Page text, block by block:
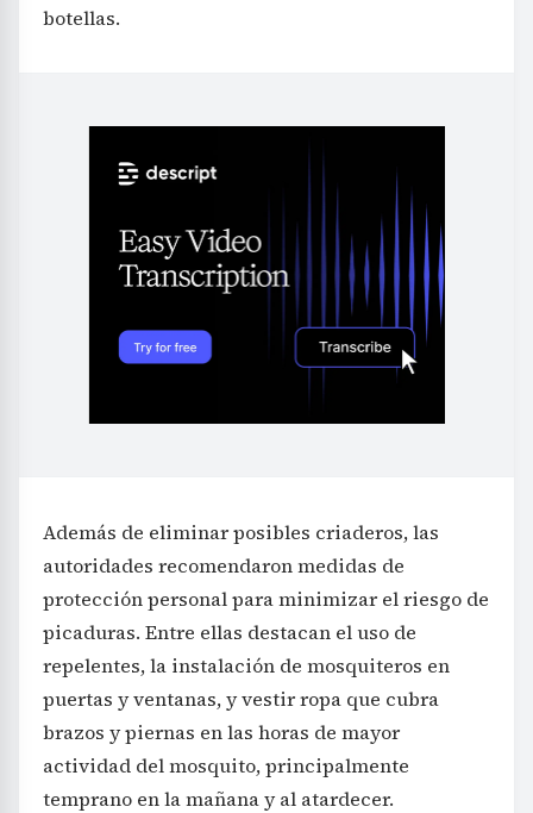
botellas.
Además de eliminar posibles criaderos, las
autoridades recomendaron medidas de
protección personal para minimizar el riesgo de
picaduras. Entre ellas destacan el uso de
repelentes, la instalación de mosquiteros en
puertas y ventanas, y vestir ropa que cubra
brazos y piernas en las horas de mayor
actividad del mosquito, principalmente
temprano en la mañana y al atardecer.